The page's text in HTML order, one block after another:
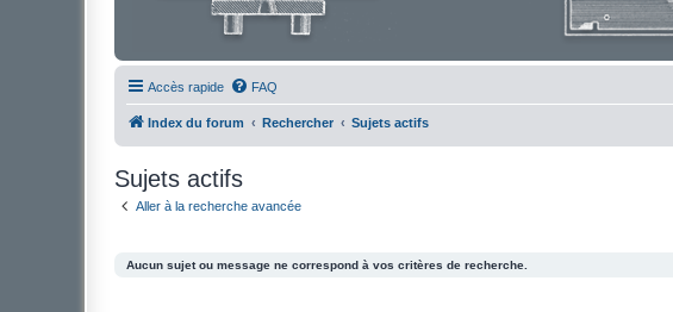
Accès rapide FAQ
Index du forum Rechercher Sujets actifs
Sujets actifs
Aller à la recherche avancée
Aucun sujet ou message ne correspond à vos critères de recherche.